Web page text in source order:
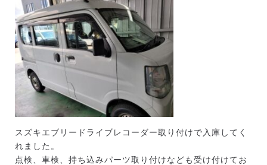
スズキエブリードライブレコーダー取り付けで入庫してく
れました。
点検、車検、持ち込みパーツ取り付けなども受け付けてお